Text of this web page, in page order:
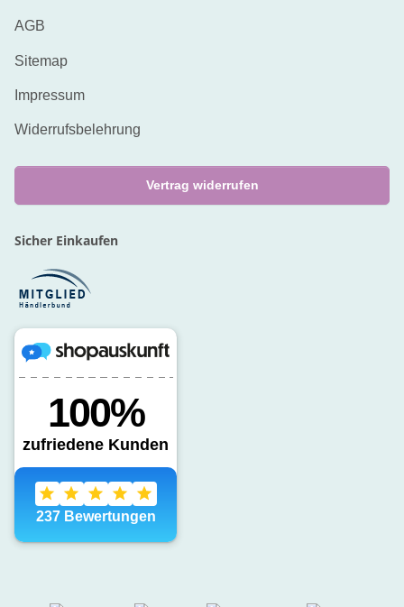
AGB
Sitemap
Impressum
Widerrufsbelehrung
Vertrag widerrufen
Sicher Einkaufen